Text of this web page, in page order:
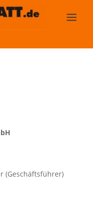
(Geschäftsführer)